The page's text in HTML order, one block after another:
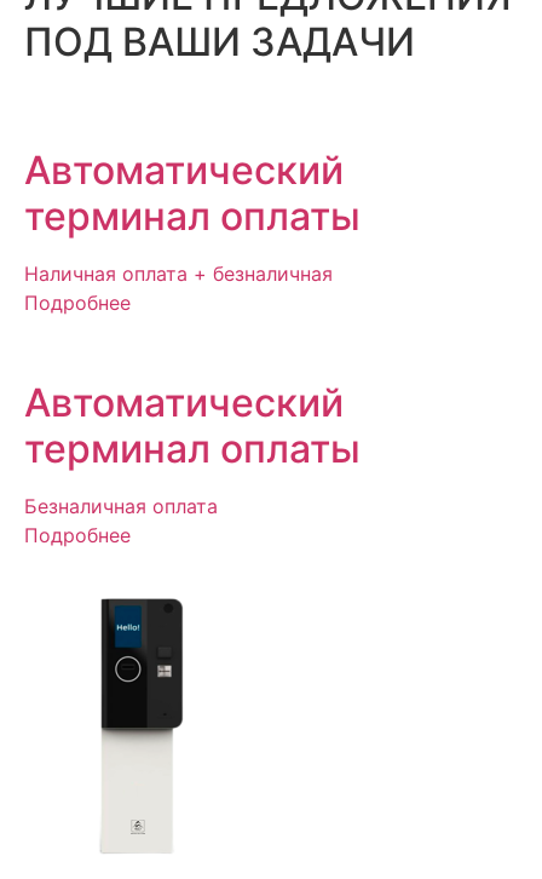
ПОД ВАШИ ЗАДАЧИ
Автоматический
терминал оплаты
Наличная оплата + безналичная
Подробнее
Автоматический
терминал оплаты
Безналичная оплата
Подробнее